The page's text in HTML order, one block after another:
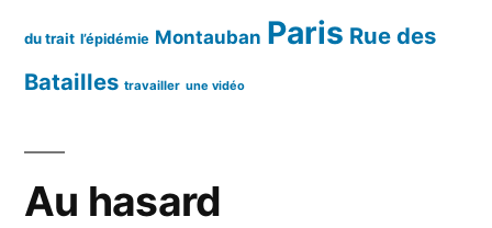
du trait l’épidémie Montauban Paris Rue des
Batailles travailler une vidéo
Au hasard